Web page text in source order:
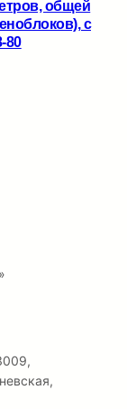
общей
c
80